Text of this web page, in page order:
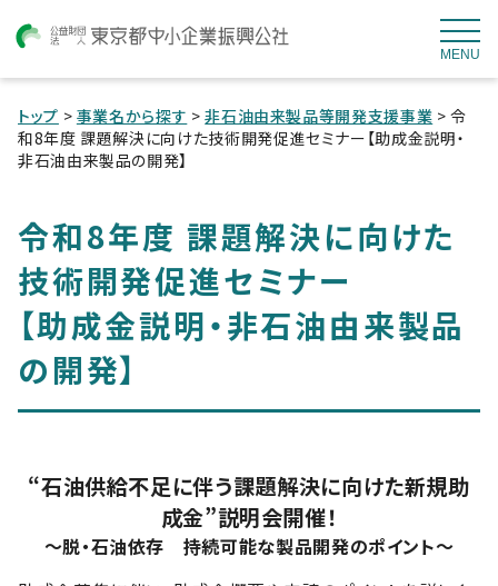
MENU
トップ > 事業名から探す >非石油由来製品等開発支援事業 > 令
和8年度 課題解決に向けた技術開発促進セミナー【助成金説明・
非石油由来製品の開発】
令和8年度 課題解決に向けた
技術開発促進セミナー
【助成金説明・非石油由来製品
の開発】
“石油供給不足に伴う課題解決に向けた新規助
成金”説明会開催！
～脱・石油依存 持続可能な製品開発のポイント～